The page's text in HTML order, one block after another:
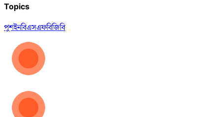
Topics
পুশইনবিএসএফবিজিবি